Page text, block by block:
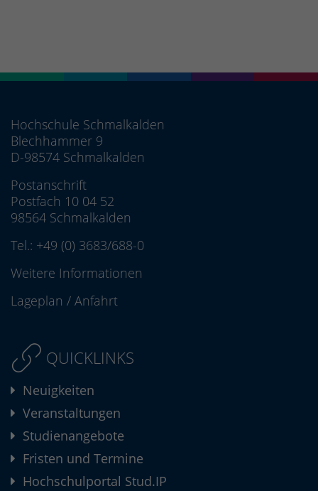
Hochschule Schmalkalden
Blechhammer 9
D-98574 Schmalkalden
Postanschrift
Postfach 10 04 52
98564 Schmalkalden
Tel.: +49 (0) 3683/688-0
Weitere Informationen
Lageplan / Anfahrt
QUICKLINKS
Neuigkeiten
Veranstaltungen
Studienangebote
Fristen und Termine
Hochschulportal Stud.IP